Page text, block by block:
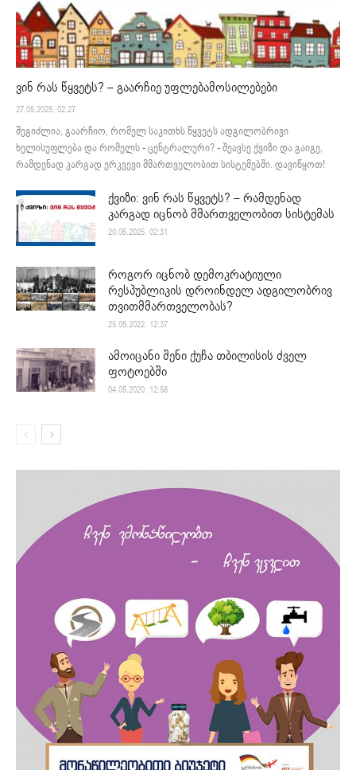
ვინ რას წყვეტს? – გაარჩიე უფლებამოსილებები
27.05.2025. 02:27
შეგიძლია, გაარჩიო, რომელ საკითხს წყვეტს ადგილობრივი
ხელისუფლება და რომელს - ცენტრალური? - შეავსე ქვიზი და გაიგე,
რამდენად კარგად ერკვევი მმართველობით სისტემებში. დავიწყოთ!
ქვიზი: ვინ რას წყვეტს? – რამდენად
კარგად იცნობ მმართველობით სისტემას
20.05.2025. 02:31
როგორ იცნობ დემოკრატიული
რესპუბლიკის დროინდელ ადგილობრივ
თვითმმართველობას?
25.05.2022. 12:37
ამოიცანი შენი ქუჩა თბილისის ძველ
ფოტოებში
04.05.2020. 12:58